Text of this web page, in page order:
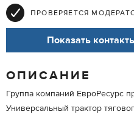
ПРОВЕРЯЕТСЯ
Показать
ОПИСАНИЕ
Группа компаний ЕвроРесурс
Универсальный трактор